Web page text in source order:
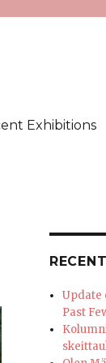
Exhibitions
Update
Past